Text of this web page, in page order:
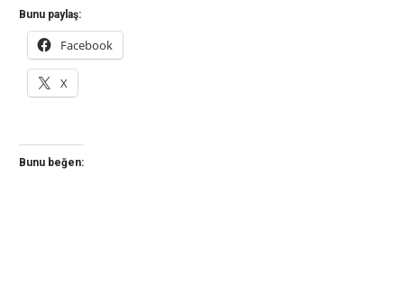
Bunu paylaş:
Facebook
X
Bunu beğen: